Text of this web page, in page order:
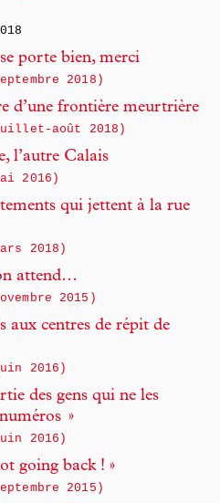
porte bien, merci
2018)
d’une frontière meurtrière
août 2018)
l’autre Calais
2016)
qui jettent à la rue
2018)
attend…
2015)
aux centres de répit de
2016)
des gens qui ne les
»
2016)
going back ! »
2015)